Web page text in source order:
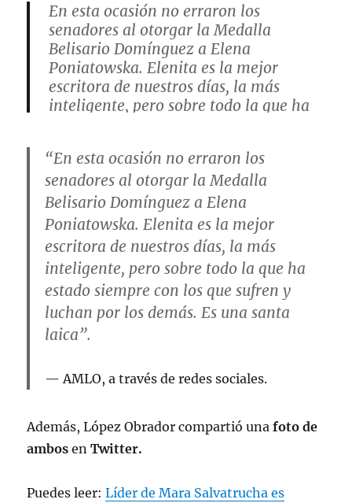
En esta ocasión no erraron los
senadores al otorgar la Medalla
Belisario Domínguez a Elena
Poniatowska. Elenita es la mejor
escritora de nuestros días, la más
inteligente, pero sobre todo la que ha
laica.pic.twitter.com/EOuvJsjmTf
— Andrés Manuel (@lopezobrador_)
April 19, 2023
“En esta ocasión no erraron los
senadores al otorgar la Medalla
Belisario Domínguez a Elena
Poniatowska. Elenita es la mejor
escritora de nuestros días, la más
inteligente, pero sobre todo la que ha
estado siempre con los que sufren y
luchan por los demás. Es una santa
laica”.
AMLO, a través de redes sociales.
Además, López Obrador compartió unafoto de
ambos enTwitter.
Puedes leer:Líder de Mara Salvatrucha es